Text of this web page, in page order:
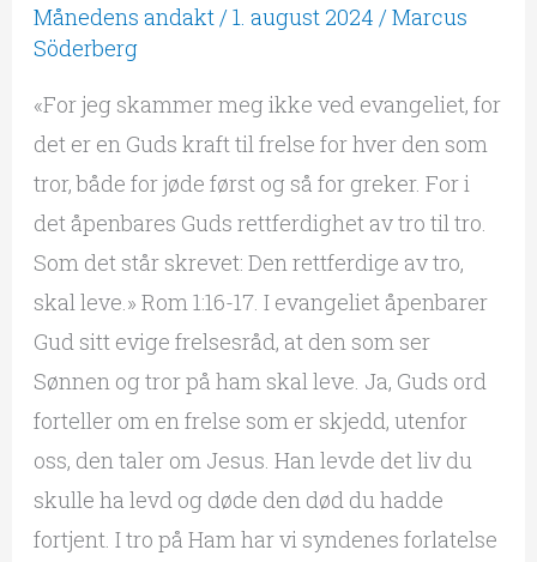
Månedens andakt/1. august 2024 /Marcus
Söderberg
«For jeg skammer meg ikke ved evangeliet, for
det er en Guds kraft til frelse for hver den som
tror, både for jøde først og så for greker. For i
det åpenbares Guds rettferdighet av tro til tro.
Som det står skrevet: Den rettferdige av tro,
skal leve.» Rom 1:16-17. I evangeliet åpenbarer
Gud sitt evige frelsesråd, at den som ser
Sønnen og tror på ham skal leve. Ja, Guds ord
forteller om en frelse som er skjedd, utenfor
oss, den taler om Jesus. Han levde det liv du
skulle ha levd og døde den død du hadde
fortjent. I tro på Ham har vi syndenes forlatelse